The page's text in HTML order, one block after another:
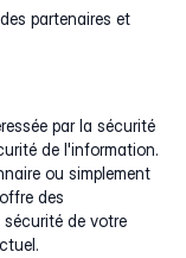
partenaires et
par la sécurité
de l'information.
ou simplement
des
de votre